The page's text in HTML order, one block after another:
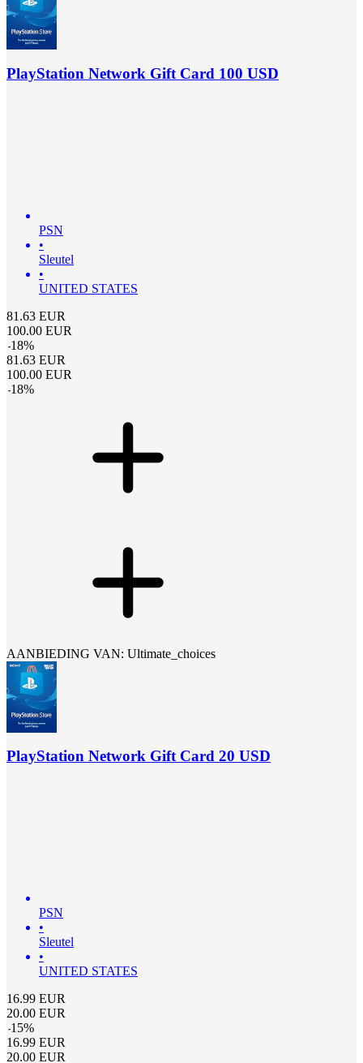
PlayStation Network Gift Card 100 USD
PSN
•
Sleutel
•
UNITED STATES
81.63 EUR
100.00 EUR
-18%
81.63 EUR
100.00 EUR
-18%
AANBIEDING VAN: Ultimate_choices
PlayStation Network Gift Card 20 USD
PSN
•
Sleutel
•
UNITED STATES
16.99 EUR
20.00 EUR
-15%
16.99 EUR
20.00 EUR